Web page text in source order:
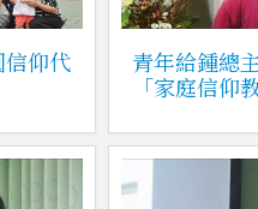
仰代
青年給鍾總
「家庭信仰